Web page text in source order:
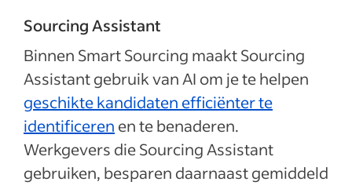
Sourcing Assistant
Binnen Smart Sourcing maakt Sourcing
Assistant gebruik van AI om je te helpen
geschikte kandidaten efficiënter te
identificeren en te benaderen.
Werkgevers die Sourcing Assistant
gebruiken, besparen daarnaast gemiddeld